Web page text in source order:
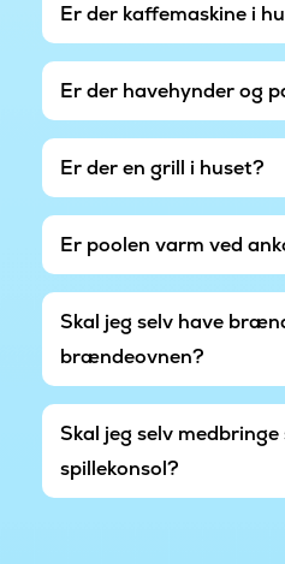
Er der kaffemaskine i
Er der havehynder og
Er der en grill i huset?
Er poolen varm ved
Skal jeg selv have
brændeovnen?
Skal jeg selv medbringe
spillekonsol?